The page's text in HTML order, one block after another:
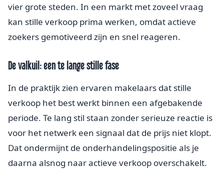
vier grote steden. In een markt met zoveel vraag
kan stille verkoop prima werken, omdat actieve
zoekers gemotiveerd zijn en snel reageren.
De valkuil: een te lange stille fase
In de praktijk zien ervaren makelaars dat stille
verkoop het best werkt binnen een afgebakende
periode. Te lang stil staan zonder serieuze reactie is
voor het netwerk een signaal dat de prijs niet klopt.
Dat ondermijnt de onderhandelingspositie als je
daarna alsnog naar actieve verkoop overschakelt.